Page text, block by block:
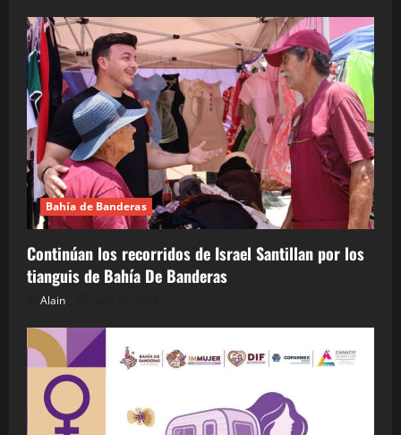
Bahía de Banderas
Continúan los recorridos de Israel Santillan por los
tianguis de Bahía De Banderas
Alain